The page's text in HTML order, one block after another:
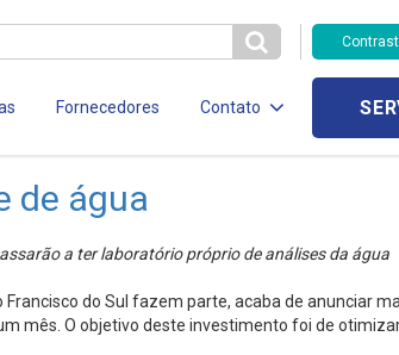
Fornecedores Contato
de água
a ter laboratório próprio de análises da água
do Sul fazem parte, acaba de anunciar
mês. O objetivo deste investimento foi de